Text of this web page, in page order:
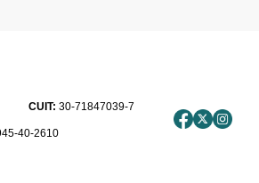
CUIT: 30-71847039-7
40-2610